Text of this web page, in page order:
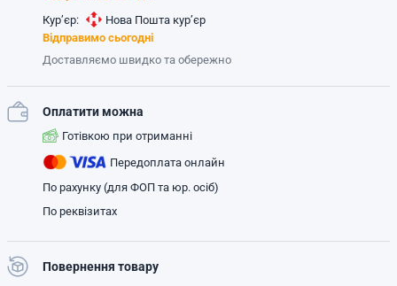
Кур’єр:
Нова Пошта кур’єр
Відправимо сьогодні
Доставляємо швидко та обережно
Оплатити можна
Готівкою при отриманні
Передоплата онлайн
По рахунку (для ФОП та юр. осіб)
По реквізитах
Повернення товару